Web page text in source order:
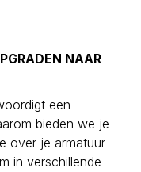
HPS.
HPS.
NAAR
een
bieden we je
over je armatuur
in verschillende